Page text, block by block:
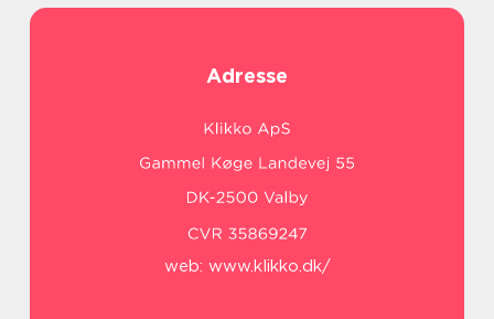
Adresse
web: www.klikko.dk/